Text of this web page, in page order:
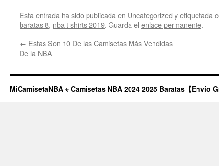
Esta entrada ha sido publicada en Uncategorized y etiquetada
baratas 8, nba t shirts 2019. Guarda el enlace permanente.
← Estas Son 10 De las Camisetas Más Vendidas
De la NBA
MiCamisetaNBA ⋆ Camisetas NBA 2024 2025 Baratas【Envío